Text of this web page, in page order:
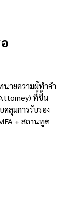
นายความผู้ทำคำ
ที่ขึ้น
ลุมการรับรอง
+ สถานทูต